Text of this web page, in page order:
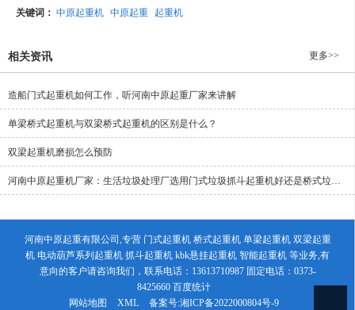
关键词： 中原起重机 中原起重 起重机
相关资讯 更多>>
造船门式起重机如何工作，听河南中原起重厂家来讲解
单梁桥式起重机与双梁桥式起重机的区别是什么？
双梁起重机磨损怎么预防
河南中原起重机厂家：生活垃圾处理厂选用门式垃圾抓斗起重机好还是桥式垃圾抓斗起重机好
河南中原起重有限公司,专营 门式起重机 桥式起重机 单梁起重机 双梁起重
机 电动葫芦系列起重机 抓斗起重机 kbk悬挂起重机 智能起重机 等业务,有
意向的客户请咨询我们，联系电话：13613710987 固定电话：0373-
8425660 百度统计
网站地图
XML 备案号:湘ICP备2022000804号-9